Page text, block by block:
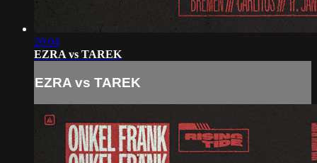
20:04
EZRA vs TAREK
EZRA vs TAREK